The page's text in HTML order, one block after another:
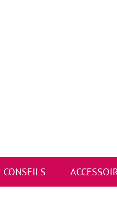
CONSEILS